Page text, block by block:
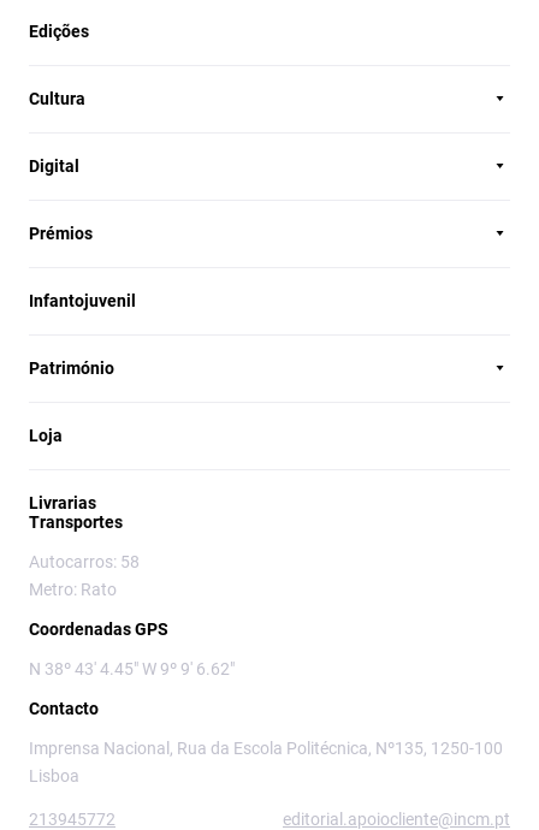
Edições
Cultura
Digital
Prémios
Infantojuvenil
Património
Loja
Livrarias
Transportes
Autocarros: 58
Metro: Rato
Coordenadas GPS
N 38º 43' 4.45" W 9º 9' 6.62"
Contacto
Imprensa Nacional, Rua da Escola Politécnica, Nº135, 1250-100
Lisboa
213945772 editorial.apoiocliente@incm.pt